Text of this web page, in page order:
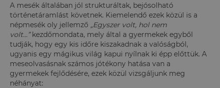
A mesék általában jól strukturáltak, bejósolható
történetáramlást követnek. Kiemelendő ezek közül is a
népmesék oly jellemző „Egyszer volt, hol nem
volt...”kezdőmondata, mely által a gyermekek egyből
tudják, hogy egy kis időre kiszakadnak a valóságból,
ugyanis egy mágikus világ kapui nyílnak ki épp előttük. A
meseolvasásnak számos jótékony hatása van a
gyermekek fejlődésére, ezek közül vizsgáljunk meg
néhányat: